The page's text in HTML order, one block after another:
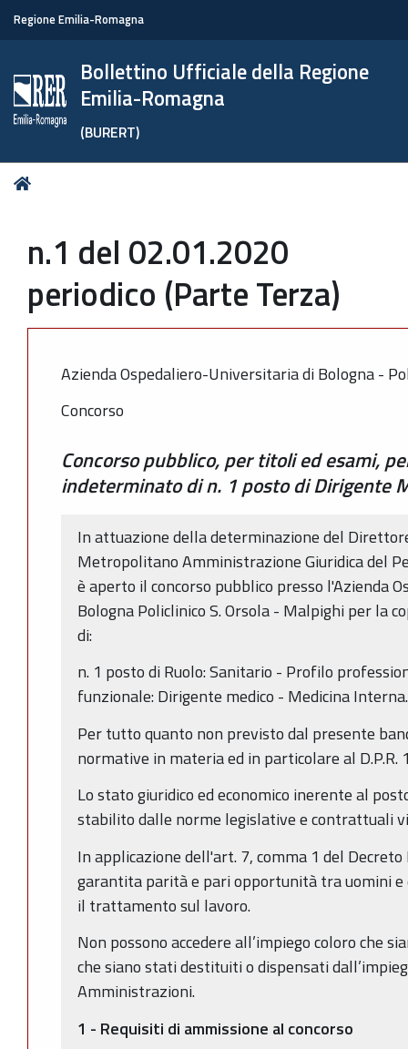
Regione Emilia-Romagna
Bollettino Ufficiale della Regione
Emilia-Romagna
(BURERT)
Tu
n.1 del 02.01.2020
periodico (Parte Terza)
Azienda Ospedaliero-Universitaria di Bologna -
Concorso
Concorso pubblico, per titoli ed esami,
indeterminato di n. 1 posto di Dirigente
In attuazione della determinazione del
Metropolitano Amministrazione Giuridica del
è aperto il concorso pubblico presso l'Azienda
Bologna Policlinico S. Orsola - Malpighi per la
di:
n. 1 posto di Ruolo: Sanitario - Profilo
funzionale: Dirigente medico - Medicina Interna.
Per tutto quanto non previsto dal presente
normative in materia ed in particolare al
Lo stato giuridico ed economico inerente al
stabilito dalle norme legislative e contrattuali
In applicazione dell'art. 7, comma 1 del
garantita parità e pari opportunità tra uomini e
il trattamento sul lavoro.
Non possono accedere all’impiego coloro che
che siano stati destituiti o dispensati
Amministrazioni.
1 - Requisiti di ammissione al concorso